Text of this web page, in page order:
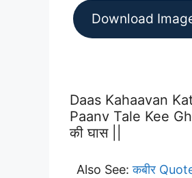
Download
Daas Kahaavan
Paanv Tale Kee
की घास ||
Also See:कबीर